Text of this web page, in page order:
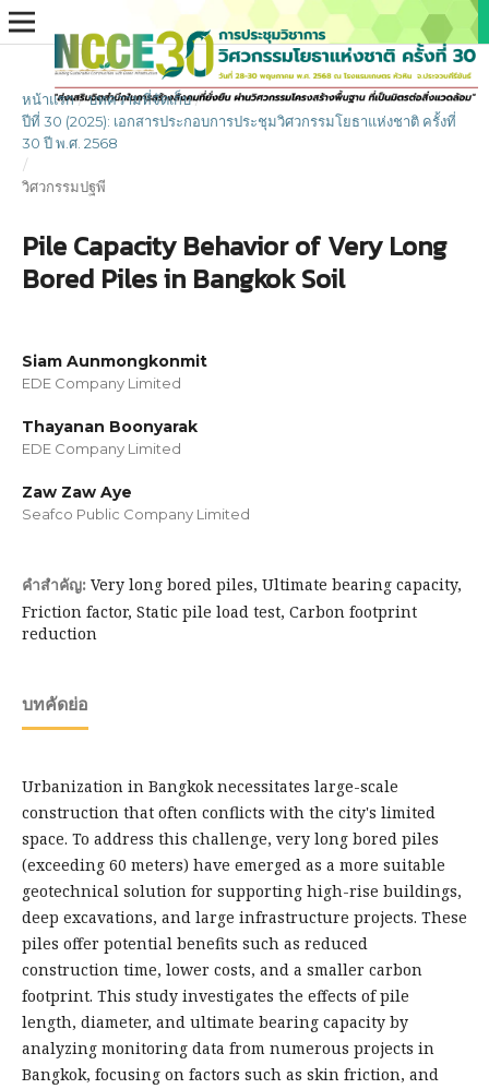
หน้าแรก / บทความที่จัดเก็บ /
ปีที่ 30 (2025): เอกสารประกอบการประชุมวิศวกรรมโยธาแห่งชาติ ครั้งที่
30 ปี พ.ศ. 2568
/
วิศวกรรมปฐพี
Pile Capacity Behavior of Very Long
Bored Piles in Bangkok Soil
Siam Aunmongkonmit
EDE Company Limited
Thayanan Boonyarak
EDE Company Limited
Zaw Zaw Aye
Seafco Public Company Limited
คำสำคัญ: Very long bored piles, Ultimate bearing capacity,
Friction factor, Static pile load test, Carbon footprint
reduction
บทคัดย่อ
Urbanization in Bangkok necessitates large-scale
construction that often conflicts with the city's limited
space. To address this challenge, very long bored piles
(exceeding 60 meters) have emerged as a more suitable
geotechnical solution for supporting high-rise buildings,
deep excavations, and large infrastructure projects. These
piles offer potential benefits such as reduced
construction time, lower costs, and a smaller carbon
footprint. This study investigates the effects of pile
length, diameter, and ultimate bearing capacity by
analyzing monitoring data from numerous projects in
Bangkok, focusing on factors such as skin friction, and